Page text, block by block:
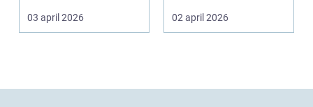
För många hushåll
runt Krist...
03 april 2026
ekonomiska affären i...
02 april 2026